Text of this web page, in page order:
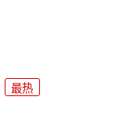
最热